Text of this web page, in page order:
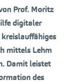
Prof. Moritz
digitaler
mittels Lehm
Damit leistet
des